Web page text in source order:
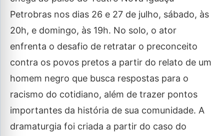
Petrobras nos dias 26 e 27 de julho, sábado, às
20h, e domingo, às 19h. No solo, o ator
enfrenta o desafio de retratar o preconceito
contra os povos pretos a partir do relato de um
homem negro que busca respostas para o
racismo do cotidiano, além de trazer pontos
importantes da história de sua comunidade. A
dramaturgia foi criada a partir do caso do